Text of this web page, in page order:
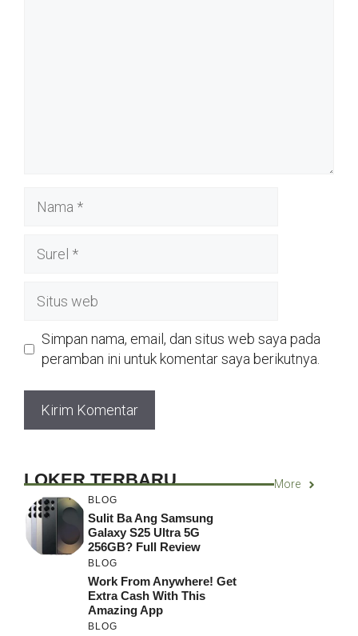
web
Simpan nama, email, dan situs web saya pada
peramban ini untuk komentar saya berikutnya.
LOKER TERBARU More
BLOG
Sulit Ba Ang Samsung
Galaxy S25 Ultra 5G
256GB? Full Review
BLOG
Work From Anywhere! Get
Extra Cash With This
Amazing App
BLOG